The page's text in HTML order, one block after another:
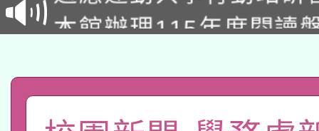
招)
本館辦理115年度閱讀
礎課程
A3數位素養講師名單
「數位內容與教學軟體